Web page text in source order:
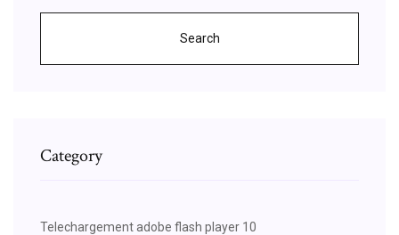
Search
Category
Telechargement adobe flash player 10